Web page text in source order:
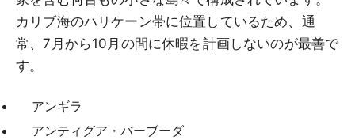
カリブ海のハリケーン帯に位置しているため、通
常、7月から10月の間に休暇を計画しないのが最善で
す。
アンギラ
アンティグア・バーブーダ